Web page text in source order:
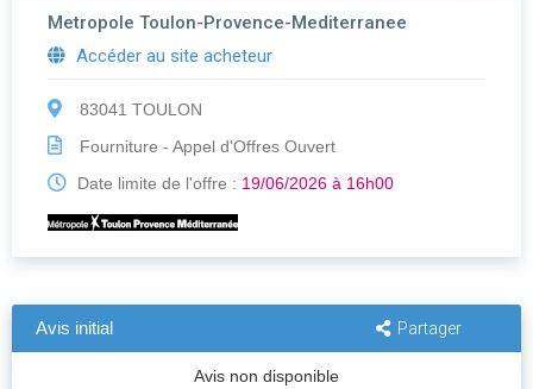
Metropole Toulon-Provence-Mediterranee
Accéder au site acheteur
83041 TOULON
Fourniture - Appel d'Offres Ouvert
Date limite de l'offre : 19/06/2026 à 16h00
Avis initial Partager
Avis non disponible